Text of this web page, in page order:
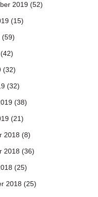
2019 (52)
(15)
(59)
(32)
(32)
(38)
(21)
2018 (8)
2018 (36)
(25)
2018 (25)